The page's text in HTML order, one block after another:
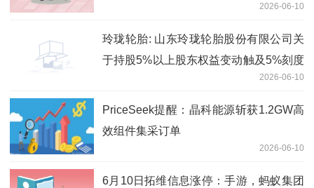
2026-06-10
玲珑轮胎: 山东玲珑轮胎股份有限公司关
于持股5%以上股东权益变动触及5%刻度
2026-06-10
PriceSeek提醒：晶科能源斩获1.2GW高
效组件集采订单
2026-06-10
6月10日拓维信息涨停：手游，蚂蚁集团